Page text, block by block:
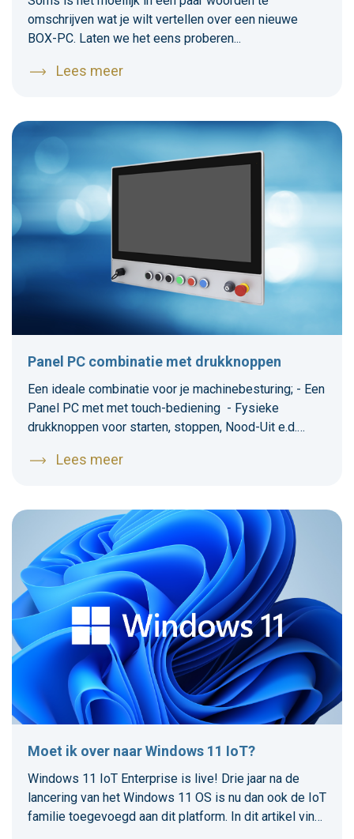
omschrijven wat je wilt vertellen over een nieuwe
BOX-PC. Laten we het eens proberen...
Lees meer
Panel PC combinatie met drukknoppen
Een ideale combinatie voor je machinebesturing; - Een
Panel PC met met touch-bediening - Fysieke
drukknoppen voor starten, stoppen, Nood-Uit e.d.
handgrepen, toetsenbord-houder en 'swing-arm'
Lees meer
Moet ik over naar Windows 11 IoT?
Windows 11 IoT Enterprise is live! Drie jaar na de
lancering van het Windows 11 OS is nu dan ook de IoT
familie toegevoegd aan dit platform. In dit artikel vind